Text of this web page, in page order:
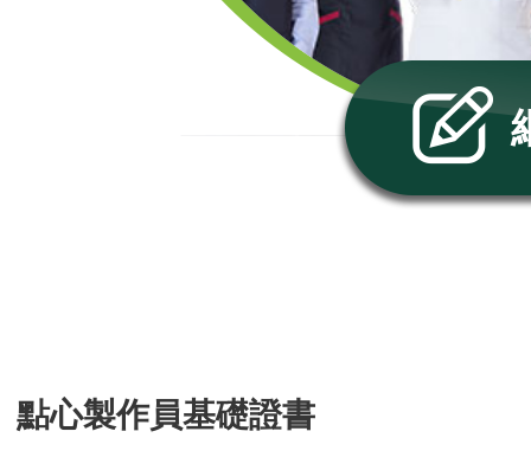
點心製作員基礎證書